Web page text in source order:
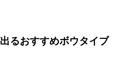
るおすすめボウタイブ